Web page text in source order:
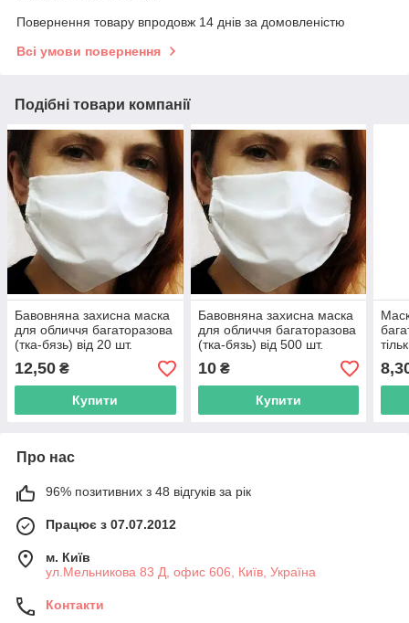
Повернення товару впродовж 14 днів за домовленістю
Всі умови повернення
Подібні товари компанії
Бавовняна захисна маска
для обличчя багаторазова
(тка-бязь) від 20 шт.
12,50 ₴
Купити
Бавовняна захисна маска
для обличчя багаторазова
(тка-бязь) від 500 шт.
10₴
Купити
Про нас
96% позитивних з 48 відгуків за рік
Працює з 07.07.2012
м. Київ
ул.Мельникова 83 Д, офис 606, Київ, Україна
Контакти